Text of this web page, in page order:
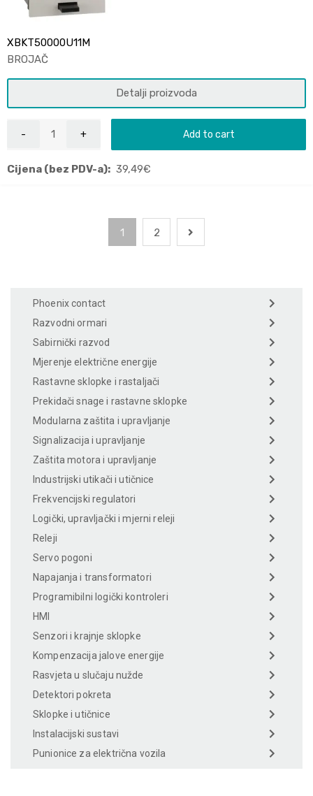
XBKT50000U11M
BROJAČ
Detalji proizvoda
Add to cart
Cijena (bez PDV-a): 39,49€
1 2
Phoenix contact
Razvodni ormari
Sabirnički razvod
Mjerenje električne energije
Rastavne sklopke i rastaljači
Prekidači snage i rastavne sklopke
Modularna zaštita i upravljanje
Signalizacija i upravljanje
Zaštita motora i upravljanje
Industrijski utikači i utičnice
Frekvencijski regulatori
Logički, upravljački i mjerni releji
Releji
Servo pogoni
Napajanja i transformatori
Programibilni logički kontroleri
HMI
Senzori i krajnje sklopke
Kompenzacija jalove energije
Rasvjeta u slučaju nužde
Detektori pokreta
Sklopke i utičnice
Instalacijski sustavi
Punionice za električna vozila